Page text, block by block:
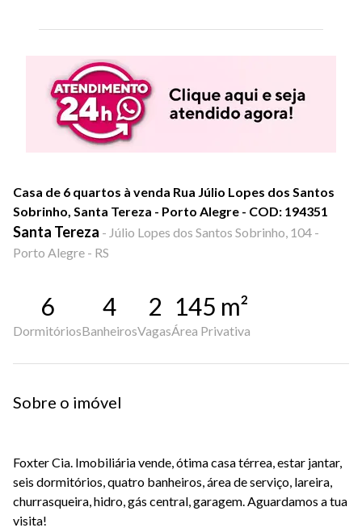
Casa de 6 quartos à venda Rua Júlio Lopes dos Santos
Sobrinho, Santa Tereza - Porto Alegre - COD: 194351
Santa Tereza - Júlio Lopes dos Santos Sobrinho, 104 -
Porto Alegre - RS
6
Dormitórios
4
Banheiros
2
Vagas
145 m²
Área Privativa
Sobre o imóvel
Foxter Cia. Imobiliária vende, ótima casa térrea, estar jantar,
seis dormitórios, quatro banheiros, área de serviço, lareira,
churrasqueira, hidro, gás central, garagem. Aguardamos a tua
visita!